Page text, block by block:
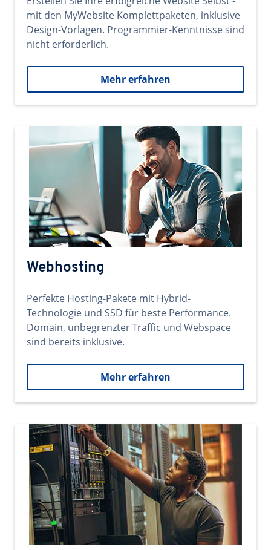
mit den MyWebsite Komplettpaketen, inklusive
Design-Vorlagen. Programmier-Kenntnisse sind
nicht erforderlich.
Mehr erfahren
Webhosting
Perfekte Hosting-Pakete mit Hybrid-
Technologie und SSD für beste Performance.
Domain, unbegrenzter Traffic und Webspace
sind bereits inklusive.
Mehr erfahren